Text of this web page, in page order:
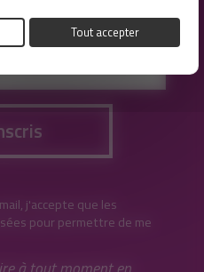
Tout accepter
j'accepte que les
pour permettre de me